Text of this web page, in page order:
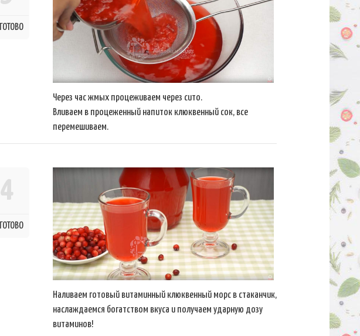
ГОТОВО
Через час жмых процеживаем через сито.
Вливаем в процеженный напиток клюквенный сок, все
перемешиваем.
4
ГОТОВО
Наливаем готовый витаминный клюквенный морс в стаканчик,
наслаждаемся богатством вкуса и получаем ударную дозу
витаминов!